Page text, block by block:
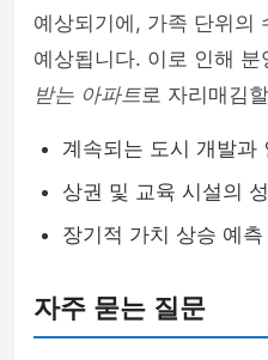
예상되기에, 가족 단위의
예상됩니다. 이로 인해 분
받는 아파트로 자리매김
계속되는 도시 개발과
상권 및 교육 시설의
장기적 가치 상승 예측
자주 묻는 질문